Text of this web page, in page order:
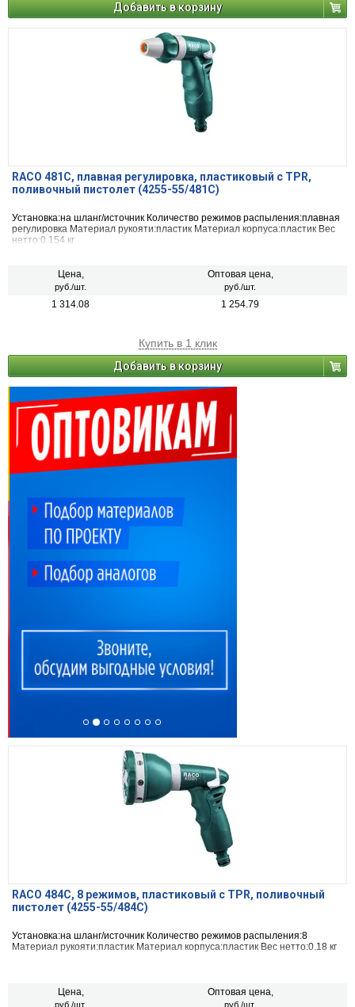
Добавить в корзину
RACO 481C, плавная регулировка, пластиковый с TPR,
поливочный пистолет (4255-55/481C)
Установка:на шланг/источник Количество режимов распыления:плавная
регулировка Материал рукояти:пластик Материал корпуса:пластик Вес
нетто:0.154 кг
Цена,
руб./шт.
Оптовая цена,
руб./шт.
1 314.08 1 254.79
Купить в 1 клик
Добавить в корзину
RACO 484C, 8 режимов, пластиковый с TPR, поливочный
пистолет (4255-55/484C)
Установка:на шланг/источник Количество режимов распыления:8
Материал рукояти:пластик Материал корпуса:пластик Вес нетто:0.18 кг
Цена,
руб./шт.
Оптовая цена,
руб./шт.